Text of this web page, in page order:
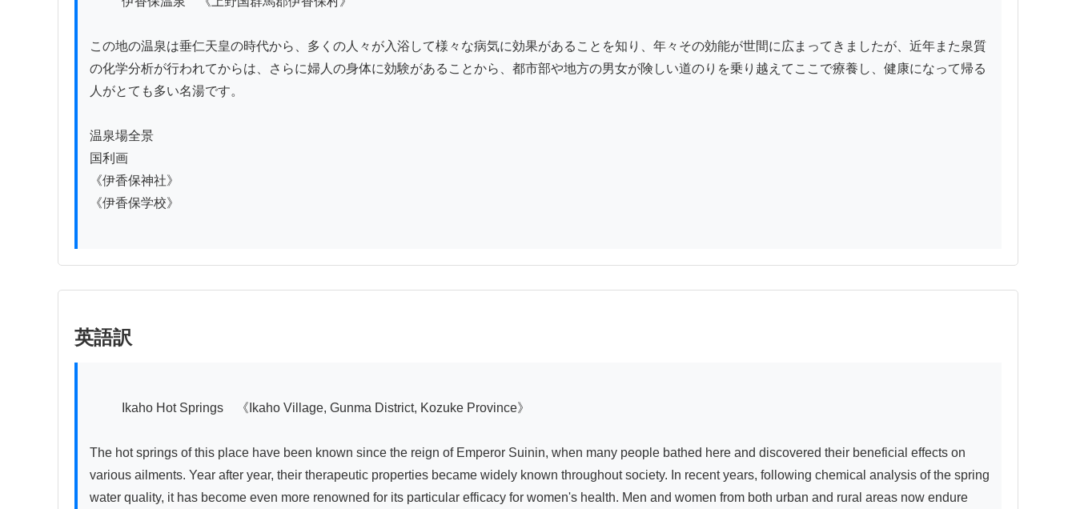
この地の温泉は垂仁天皇の時代から、多くの人々が入浴して様々な病気に効果があることを知り、年々その効能が世間に広まってきましたが、近年また泉質
の化学分析が行われてからは、さらに婦人の身体に効験があることから、都市部や地方の男女が険しい道のりを乗り越えてここで療養し、健康になって帰る
人がとても多い名湯です。
温泉場全景
国利画
《伊香保神社》
《伊香保学校》
英語訳
The hot springs of this place have been known since the reign of Emperor Suinin, when many people bathed here and discovered their beneficial effects on
various ailments. Year after year, their therapeutic properties became widely known throughout society. In recent years, following chemical analysis of the spring
water quality, it has become even more renowned for its particular efficacy for women's health. Men and women from both urban and rural areas now endure